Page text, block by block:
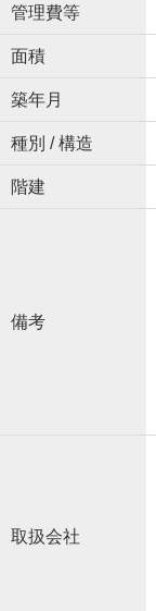
管理費等
面積
築年月
種別 / 構造
階建
備考
取扱会社